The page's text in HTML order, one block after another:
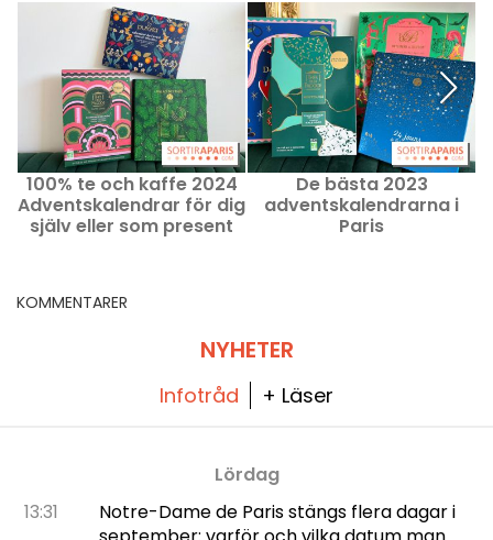
100% te och kaffe 2024
Adventskalendrar för dig
själv eller som present
De bästa 2023
adventskalendrarna i
Paris
KOMMENTARER
NYHETER
Infotråd + Läser
Lördag
13:31
Notre-Dame de Paris stängs flera dagar i